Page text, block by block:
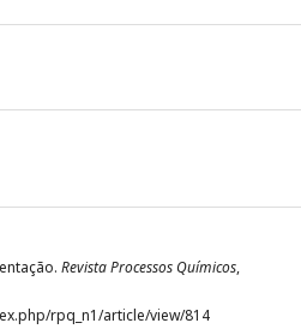
Revista Processos Químicos,
rpq_n1/article/view/814